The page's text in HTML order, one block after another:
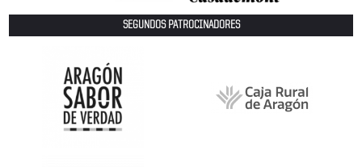
SEGUNDOS PATROCINADORES